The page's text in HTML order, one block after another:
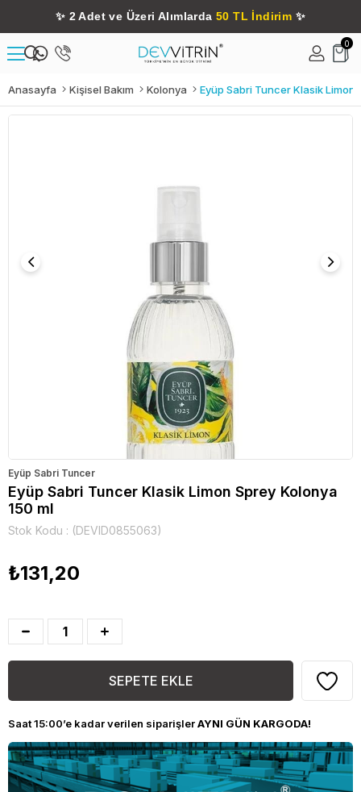
✨ 2 Adet ve Üzeri Alımlarda 50 TL İndirim ✨
0
Anasayfa Kişisel Bakım Kolonya Eyüp Sabri Tuncer Klasik Limon
Eyüp Sabri Tuncer
Eyüp Sabri Tuncer Klasik Limon Sprey Kolonya
150 ml
Stok Kodu (DEVID0855063)
₺131,20
Saat 15:00’e kadar verilen siparişlerAYNI GÜN KARGODA!